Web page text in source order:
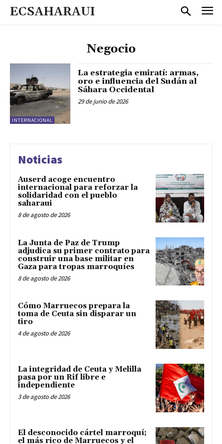
ECSAHARAUI
Negocio
INTERNACIONAL
La estrategia emiratí: armas,
oro e influencia del Sudán al
Sáhara Occidental
29 de junio de 2026
Noticias
Auserd acoge encuentro
internacional para reforzar la
solidaridad con el pueblo
saharaui
8 de agosto de 2026
La Junta de Paz de Trump
adjudica su primer contrato para
construir una base militar en
Gaza para tropas marroquíes
8 de agosto de 2026
Cómo Marruecos prepara la
toma de Ceuta sin disparar un
tiro
4 de agosto de 2026
La integridad de Ceuta y Melilla
pasa por un Rif libre e
independiente
3 de agosto de 2026
El desconocido cártel marroquí;
el más rico de Marruecos y el